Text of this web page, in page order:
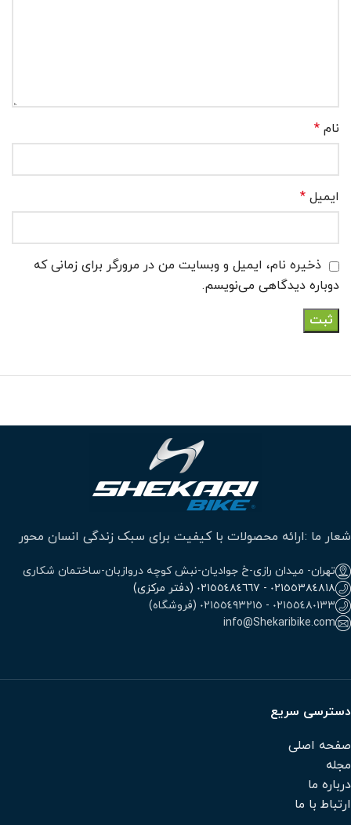
نام *
ایمیل *
ذخیره نام، ایمیل و وبسایت من در مرورگر برای زمانی که
دوباره دیدگاهی می‌نویسم.
شعار ما :ارائه محصولات با کیفیت برای سبک زندگی انسان محور
تهران- میدان رازی-خ جوادیان-نبش کوچه دروازبان-ساختمان شکاری
٠٢١٥٥٣٨٤٨١٨ - ٠٢١٥٥٤٨٤٦٦٧ (دفتر مرکزی)
٠٢١٥٥٤٨٠١٣٣ - ٠٢١٥٥٤٩٣٢١٥ (فروشگاه)
info@Shekaribike.com
دسترسی سریع
صفحه اصلی
مجله
درباره ما
ارتباط با ما